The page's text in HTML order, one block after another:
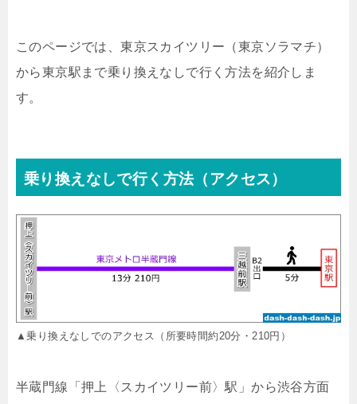
このページでは、東京スカイツリー（東京ソラマチ）
から東京駅まで乗り換えなしで行く方法を紹介しま
す。
乗り換えなしで行く方法（アクセス）
▲乗り換えなしでのアクセス（所要時間約20分・210円）
半蔵門線「押上〈スカイツリー前〉駅」から渋谷方面